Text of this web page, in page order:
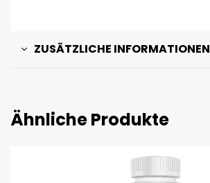
ZUSÄTZLICHE INFORMATIONEN
Ähnliche Produkte